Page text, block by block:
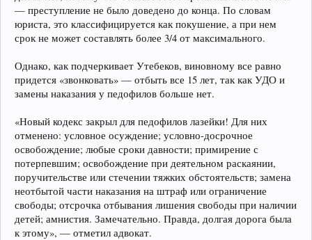
— преступление не было доведено до конца. По словам
юриста, это классифицируется как покушение, а при нем
срок не может составлять более 3/4 от максимального.
Однако, как подчеркивает Утебеков, виновному все равно
придется «звонковать» — отбыть все 15 лет, так как УДО и
замены наказания у педофилов больше нет.
«Новый кодекс закрыл для педофилов лазейки! Для них
отменено: условное осуждение; условно-досрочное
освобождение; любые сроки давности; примирение с
потерпевшим; освобождение при деятельном раскаянии,
поручительстве или стечении тяжких обстоятельств; замена
неотбытой части наказания на штраф или ограничение
свободы; отсрочка отбывания лишения свободы при наличии
детей; амнистия. Замечательно. Правда, долгая дорога была
к этому», — отметил адвокат.